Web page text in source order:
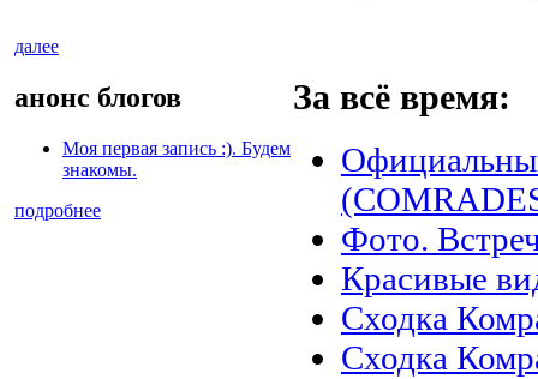
далее
анонс блогов
Моя первая запись :). Будем
знакомы.
подробнее
За всё время:
Фото.
Красивые
Сходка
Сходка